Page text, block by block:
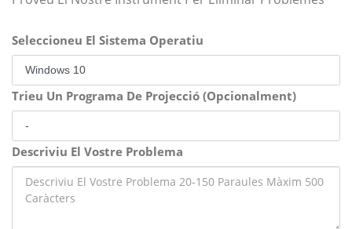
Seleccioneu El Sistema Operatiu
Trieu Un Programa De Projecció (Opcionalment)
Descriviu El Vostre Problema